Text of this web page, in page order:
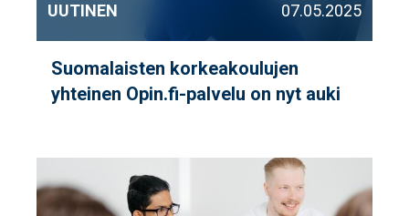
UUTINEN 07.05.2025
Suomalaisten korkeakoulujen
yhteinen Opin.fi-palvelu on nyt auki